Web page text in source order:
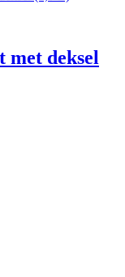
met deksel